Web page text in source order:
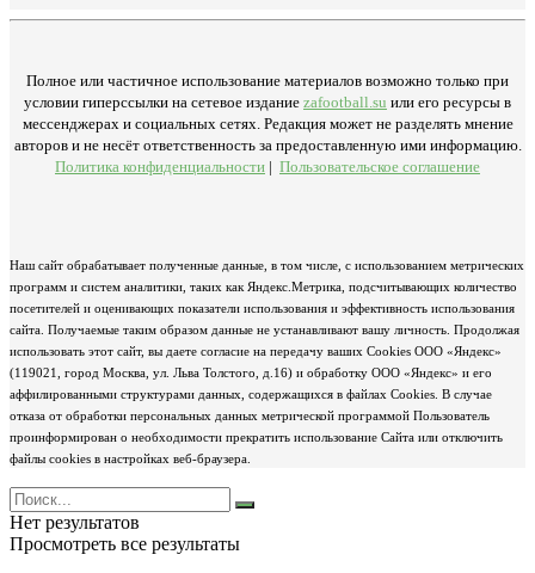
Полное или частичное использование материалов возможно только при
условии гиперссылки на сетевое издание zafootball.su или его ресурсы в
мессенджерах и социальных сетях. Редакция может не разделять мнение
авторов и не несёт ответственность за предоставленную ими информацию.
Политика конфиденциальности | Пользовательское соглашение
Наш сайт обрабатывает полученные данные, в том числе, с использованием метрических
программ и систем аналитики, таких как Яндекс.Метрика, подсчитывающих количество
посетителей и оценивающих показатели использования и эффективность использования
сайта. Получаемые таким образом данные не устанавливают вашу личность. Продолжая
использовать этот сайт, вы даете согласие на передачу ваших Cookies ООО «Яндекс»
(119021, город Москва, ул. Льва Толстого, д.16) и обработку ООО «Яндекс» и его
аффилированными структурами данных, содержащихся в файлах Cookies. В случае
отказа от обработки персональных данных метрической программой Пользователь
проинформирован о необходимости прекратить использование Сайта или отключить
файлы cookies в настройках веб-браузера.
Нет результатов
Просмотреть все результаты